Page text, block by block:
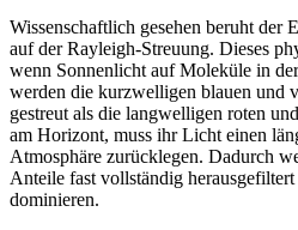
Wissenschaftlich gesehen beruht der
auf der Rayleigh-Streuung. Dieses
wenn Sonnenlicht auf Moleküle in
werden die kurzwelligen blauen und
gestreut als die langwelligen roten
am Horizont, muss ihr Licht einen
Atmosphäre zurücklegen. Dadurch
Anteile fast vollständig
dominieren.